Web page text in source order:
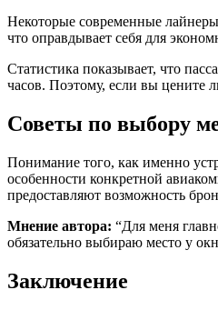
Некоторые современные
что оправдывает себя для
Статистика показывает, что
часов. Поэтому, если вы цените
Советы по выбору
Понимание того, как именно
особенности конкретной
предоставляют возможность
Мнение автора: “Для меня
обязательно выбираю место у
Заключение